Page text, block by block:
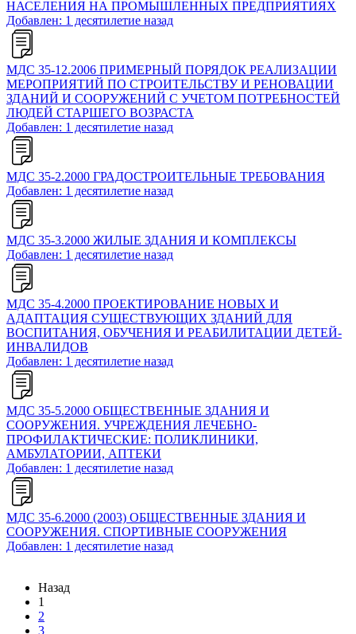
НАСЕЛЕНИЯ НА ПРОМЫШЛЕННЫХ ПРЕДПРИЯТИЯХ
Добавлен: 1 десятилетие назад
МДС 35-12.2006 ПРИМЕРНЫЙ ПОРЯДОК РЕАЛИЗАЦИИ
МЕРОПРИЯТИЙ ПО СТРОИТЕЛЬСТВУ И РЕНОВАЦИИ
ЗДАНИЙ И СООРУЖЕНИЙ С УЧЕТОМ ПОТРЕБНОСТЕЙ
ЛЮДЕЙ СТАРШЕГО ВОЗРАСТА
Добавлен: 1 десятилетие назад
МДС 35-2.2000 ГРАДОСТРОИТЕЛЬНЫЕ ТРЕБОВАНИЯ
Добавлен: 1 десятилетие назад
МДС 35-3.2000 ЖИЛЫЕ ЗДАНИЯ И КОМПЛЕКСЫ
Добавлен: 1 десятилетие назад
МДС 35-4.2000 ПРОЕКТИРОВАНИЕ НОВЫХ И
АДАПТАЦИЯ СУЩЕСТВУЮЩИХ ЗДАНИЙ ДЛЯ
ВОСПИТАНИЯ, ОБУЧЕНИЯ И РЕАБИЛИТАЦИИ ДЕТЕЙ-
ИНВАЛИДОВ
Добавлен: 1 десятилетие назад
МДС 35-5.2000 ОБЩЕСТВЕННЫЕ ЗДАНИЯ И
СООРУЖЕНИЯ. УЧРЕЖДЕНИЯ ЛЕЧЕБНО-
ПРОФИЛАКТИЧЕСКИЕ: ПОЛИКЛИНИКИ,
АМБУЛАТОРИИ, АПТЕКИ
Добавлен: 1 десятилетие назад
МДС 35-6.2000 (2003) ОБЩЕСТВЕННЫЕ ЗДАНИЯ И
СООРУЖЕНИЯ. СПОРТИВНЫЕ СООРУЖЕНИЯ
Добавлен: 1 десятилетие назад
Назад
1
2
3